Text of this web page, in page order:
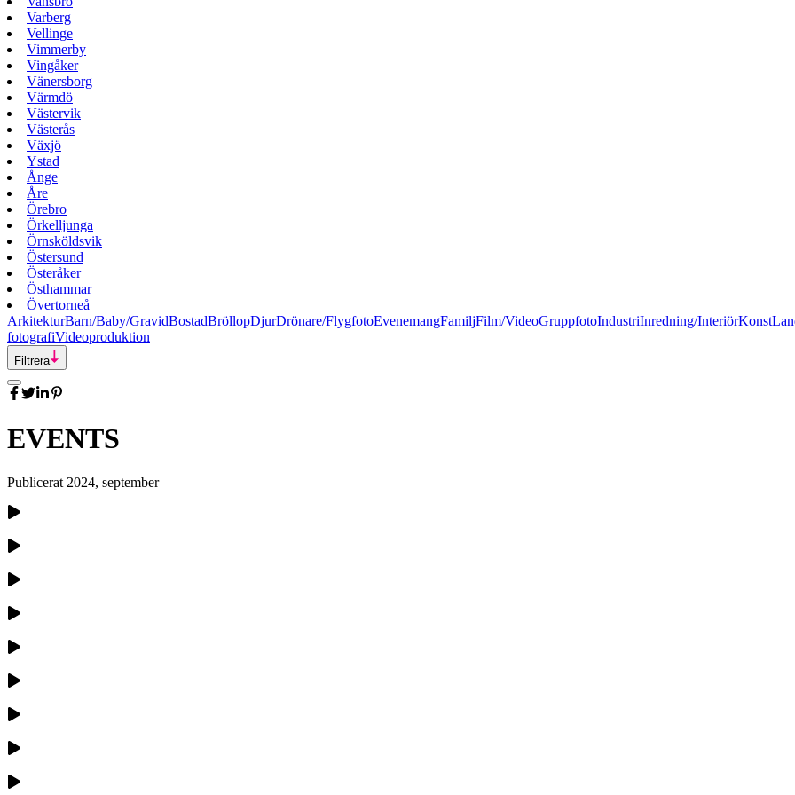
Varberg
Vellinge
Vimmerby
Vingåker
Vänersborg
Värmdö
Västervik
Västerås
Växjö
Ystad
Ånge
Åre
Örebro
Örkelljunga
Örnsköldsvik
Östersund
Österåker
Östhammar
Övertorneå
ArkitekturBarn/Baby/GravidBostadBröllopDjurDrönare/FlygfotoEvenemangFamiljFilm/VideoGruppfotoIndustriInredning/InteriörKonst
fotografiVideoproduktion
Filtrera
EVENTS
Publicerat 2024, september